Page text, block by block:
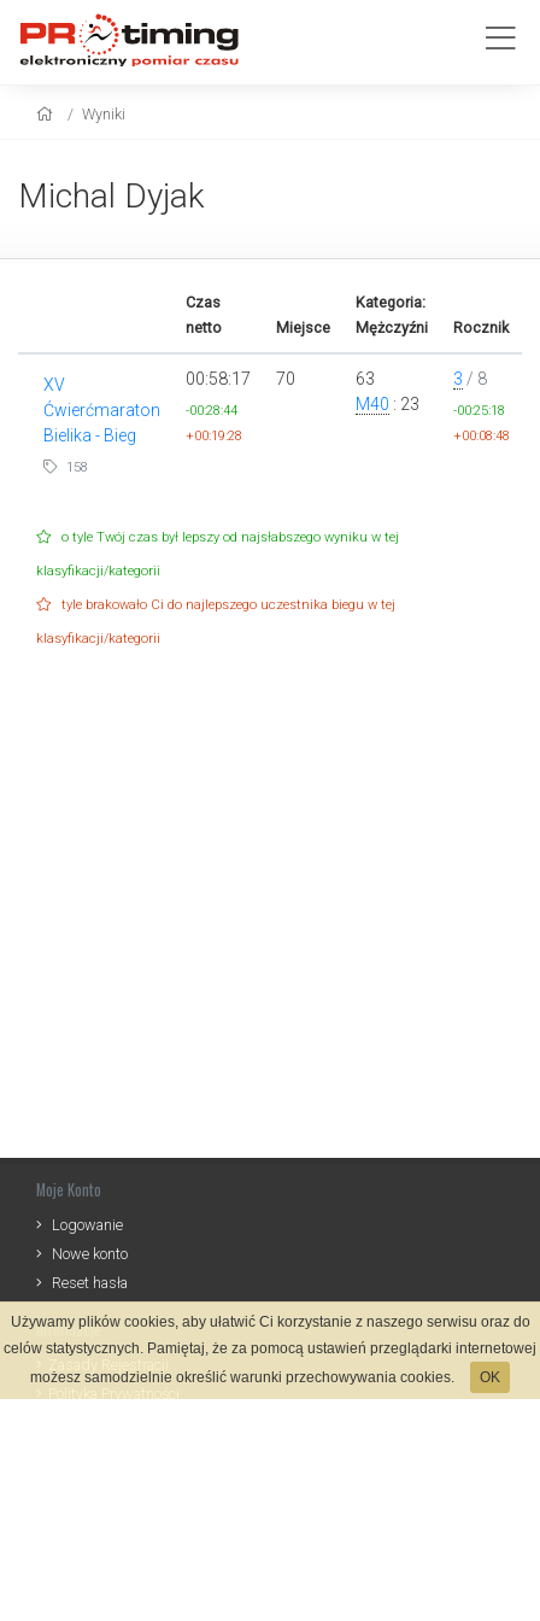
Wyniki
Michal Dyjak
Czas
netto
Miejsce
Kategoria:
Mężczyźni
Rocznik
XV
Ćwierćmaraton
Bielika - Bieg
158
00:58:17
-00:28:44
+00:19:28
70
63
M40 : 23
3 / 8
-00:25:18
+00:08:48
o tyle Twój czas był lepszy od najsłabszego wyniku w tej
klasyfikacji/kategorii
tyle brakowało Ci do najlepszego uczestnika biegu w tej
klasyfikacji/kategorii
Moje Konto
Logowanie
Nowe konto
Reset hasła
Informacje
Używamy plików cookies, aby ułatwić Ci korzystanie z naszego serwisu oraz do
celów statystycznych. Pamiętaj, że za pomocą ustawień przeglądarki internetowej
możesz samodzielnie określić warunki przechowywania cookies.
OK